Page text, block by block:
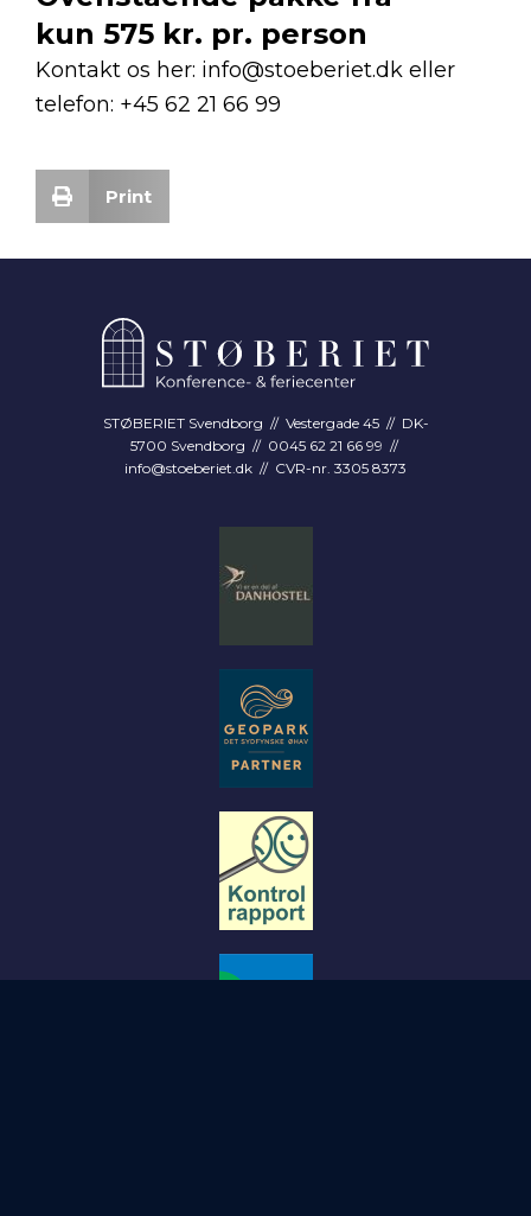
kun 575 kr. pr. person
Kontakt os her: info@stoeberiet.dk eller
telefon: +45 62 21 66 99
Print
STØBERIET Svendborg // Vestergade 45 // DK-
5700 Svendborg // 0045 62 21 66 99 //
info@stoeberiet.dk // CVR-nr. 3305 8373